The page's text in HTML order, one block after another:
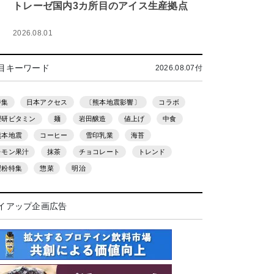
トレーゼ国内3カ所目のアイス生産拠点
2026.08.01
キーワード 2026.08.07付
集 日本アクセス 〔熊本地震影響〕 コラボ
研ビタミン 麺 岩田醸造 値上げ 中食
本地震 コーヒー 雪印乳業 海苔
モン果汁 抹茶 チョコレート トレンド
粉特集 惣菜 明治
アップ企画広告